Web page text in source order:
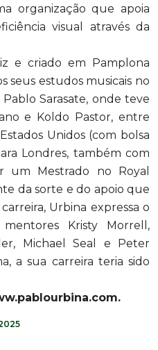
organização que apoia
visual através da
e criado em Pamplona
seus estudos musicais no
Sarasate, onde teve
e Koldo Pastor, entre
Unidos (com bolsa
Londres, também com
um Mestrado no Royal
da sorte e do apoio que
Urbina expressa o
Kristy Morrell,
Michael Seal e Peter
a sua carreira teria sido
.